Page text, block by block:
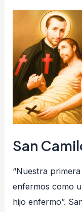
San
“Nuestra
enfermos como
hijo enfermo”.
de
Lelis